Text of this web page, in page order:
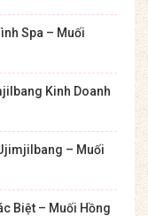
Spa – Muối
Kinh Doanh
– Muối
Biệt – Muối Hồng